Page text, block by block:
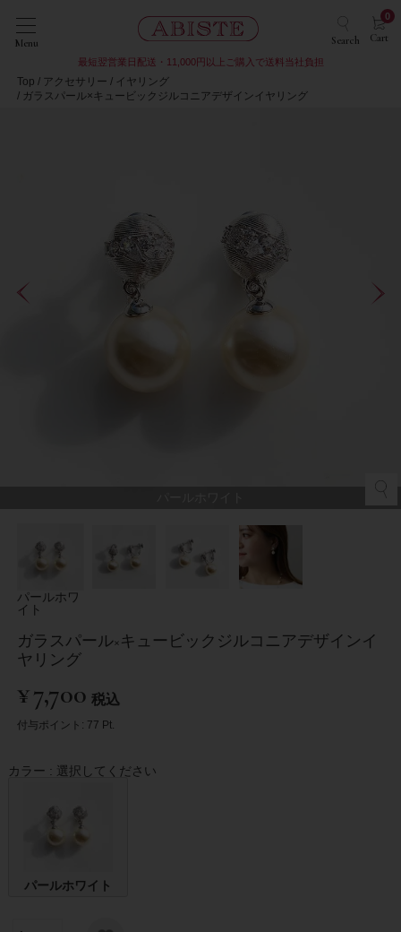
Menu Search Cart
0
最短翌営業日配送・11,000円以上ご購入で送料当社負担
Top アクセサリー
イヤリング
ガラスパール×キュービックジルコニアデザインイヤリング
パールホワ
イト
ガラスパール×キュービックジルコニアデザインイ
ヤリング
¥7,700 税込
付与ポイント: 77 Pt.
カラー 選択してください
パールホワイト